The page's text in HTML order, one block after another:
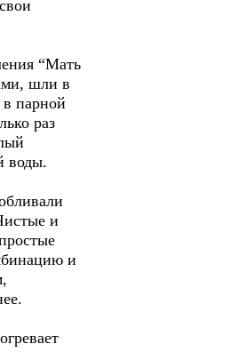
“Мать
шли в
парной
раз
воды.
и
и